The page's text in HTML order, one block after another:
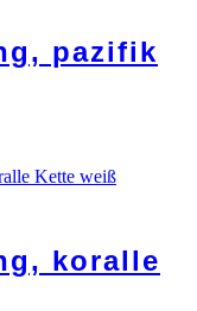
pazifik
koralle